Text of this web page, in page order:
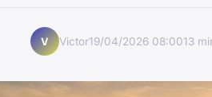
V Victor19/04/2026 08:0013